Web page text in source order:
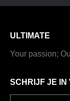
ULTIMATE
Your passion;
SCHRIJF JE IN